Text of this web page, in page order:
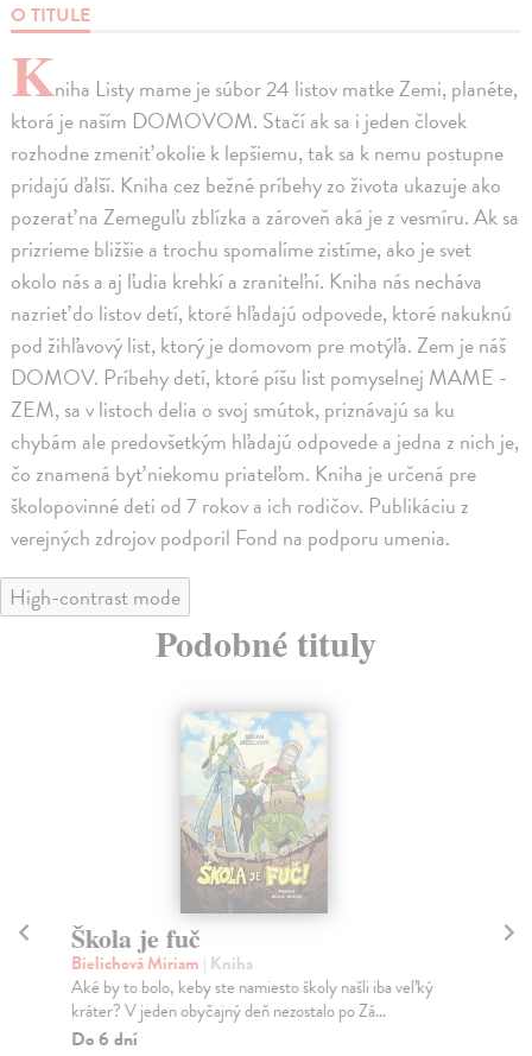
O TITULE
Kniha Listy mame je súbor 24 listov matke Zemi, planéte,
ktorá je naším DOMOVOM. Stačí ak sa i jeden človek
rozhodne zmeniť okolie k lepšiemu, tak sa k nemu postupne
pridajú ďalší. Kniha cez bežné príbehy zo života ukazuje ako
pozerať na Zemeguľu zblízka a zároveň aká je z vesmíru. Ak sa
prizrieme bližšie a trochu spomalíme zistíme, ako je svet
okolo nás a aj ľudia krehkí a zraniteľní. Kniha nás necháva
nazrieť do listov detí, ktoré hľadajú odpovede, ktoré nakuknú
pod žihľavový list, ktorý je domovom pre motýľa. Zem je náš
DOMOV. Príbehy detí, ktoré píšu list pomyselnej MAME -
ZEM, sa v listoch delia o svoj smútok, priznávajú sa ku
chybám ale predovšetkým hľadajú odpovede a jedna z nich je,
čo znamená byť niekomu priateľom. Kniha je určená pre
školopovinné deti od 7 rokov a ich rodičov. Publikáciu z
verejných zdrojov podporil Fond na podporu umenia.
High-contrast mode
Podobné tituly
Škola je fuč
Bielichová Miriam | Kniha
Aké by to bolo, keby ste namiesto školy našli iba veľký
kráter? V jeden obyčajný deň nezostalo po Zá...
Do 6 dní